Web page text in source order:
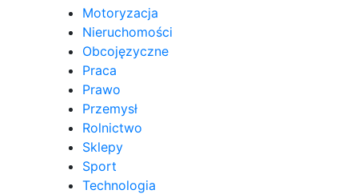
Motoryzacja
Nieruchomości
Obcojęzyczne
Praca
Prawo
Przemysł
Rolnictwo
Sklepy
Sport
Technologia